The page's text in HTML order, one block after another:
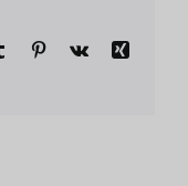
Tumblr Pinterest
Vk
Xing